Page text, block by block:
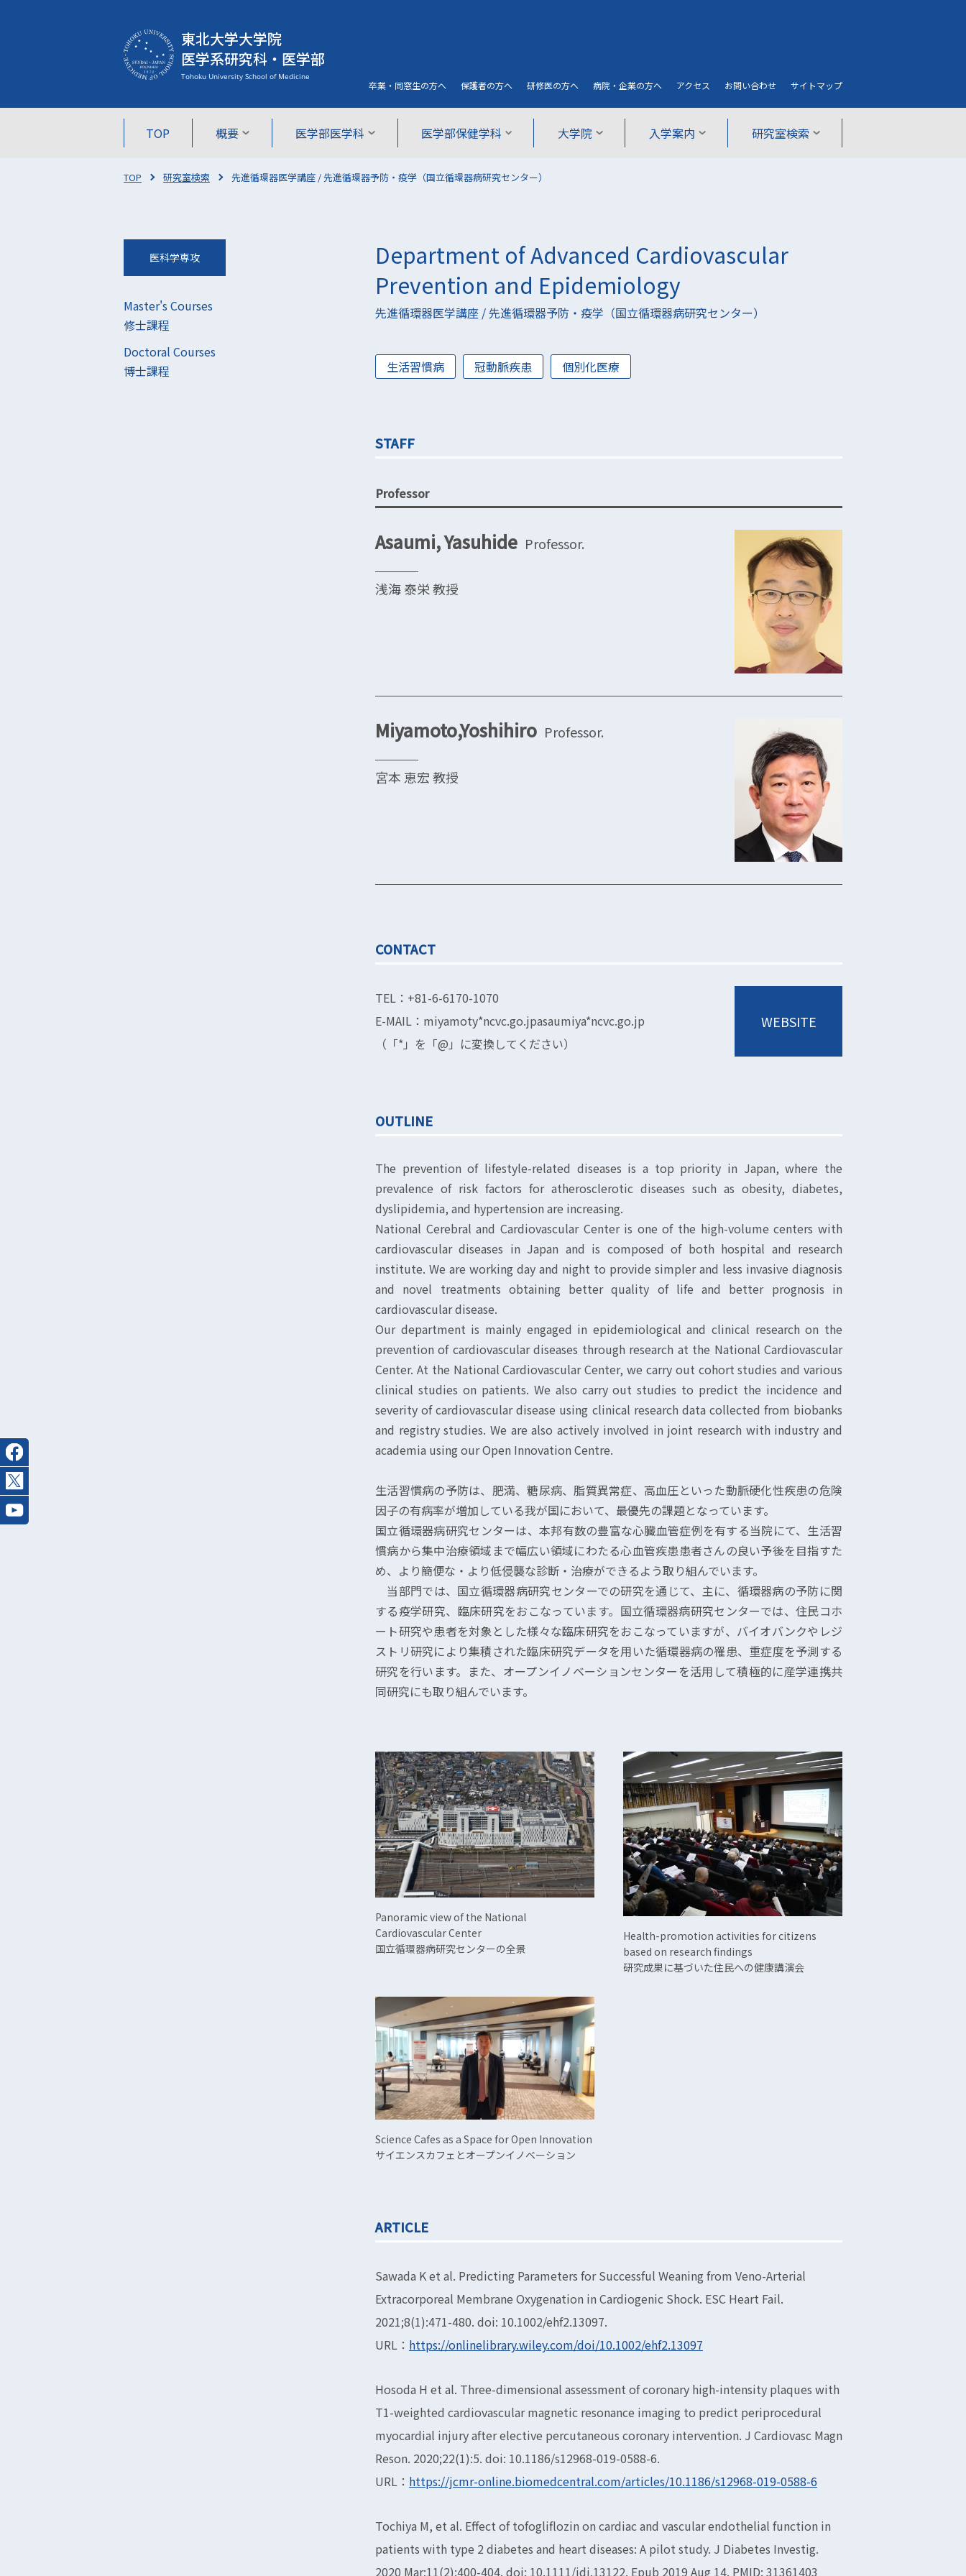
東北大学大学院
医学系研究科・医学部
TOP 概要 医学部医学科 医学部保健学科 大学院 入学案内 研究室検索
卒業・同窓生の方へ 保護者の方へ 研修医の方へ 病院・企業の方へ アクセス お問い合わせ サイトマップ
TOP 研究室検索 先進循環器医学講座 / 先進循環器予防・疫学（国立循環器病研究センター）
医科学専攻
Master's Courses
修士課程
Doctoral Courses
博士課程
Department of Advanced Cardiovascular
Prevention and Epidemiology
先進循環器医学講座 / 先進循環器予防・疫学（国立循環器病研究センター）
生活習慣病 冠動脈疾患 個別化医療
STAFF
Professor
Asaumi, Yasuhide Professor.
浅海 泰栄 教授
Miyamoto,Yoshihiro Professor.
宮本 恵宏 教授
CONTACT
TEL：+81-6-6170-1070
E-MAIL：miyamoty*ncvc.go.jpasaumiya*ncvc.go.jp
（「*」を「@」に変換してください）
WEBSITE
OUTLINE
The prevention of lifestyle-related diseases is a top priority in Japan, where the
prevalence of risk factors for atherosclerotic diseases such as obesity, diabetes,
dyslipidemia, and hypertension are increasing.
National Cerebral and Cardiovascular Center is one of the high-volume centers with
cardiovascular diseases in Japan and is composed of both hospital and research
institute. We are working day and night to provide simpler and less invasive diagnosis
and novel treatments obtaining better quality of life and better prognosis in
cardiovascular disease.
Our department is mainly engaged in epidemiological and clinical research on the
prevention of cardiovascular diseases through research at the National Cardiovascular
Center. At the National Cardiovascular Center, we carry out cohort studies and various
clinical studies on patients. We also carry out studies to predict the incidence and
severity of cardiovascular disease using clinical research data collected from biobanks
and registry studies. We are also actively involved in joint research with industry and
academia using our Open Innovation Centre.
生活習慣病の予防は、肥満、糖尿病、脂質異常症、高血圧といった動脈硬化性疾患の危険
因子の有病率が増加している我が国において、最優先の課題となっています。
国立循環器病研究センターは、本邦有数の豊富な心臓血管症例を有する当院にて、生活習
慣病から集中治療領域まで幅広い領域にわたる心血管疾患患者さんの良い予後を目指すた
め、より簡便な・より低侵襲な診断・治療ができるよう取り組んでいます。
当部門では、国立循環器病研究センターでの研究を通じて、主に、循環器病の予防に関
する疫学研究、臨床研究をおこなっています。国立循環器病研究センターでは、住民コホ
ート研究や患者を対象とした様々な臨床研究をおこなっていますが、バイオバンクやレジ
ストリ研究により集積された臨床研究データを用いた循環器病の罹患、重症度を予測する
研究を行います。また、オープンイノベーションセンターを活用して積極的に産学連携共
同研究にも取り組んでいます。
Panoramic view of the National
Cardiovascular Center
国立循環器病研究センターの全景
Health-promotion activities for citizens
based on research findings
研究成果に基づいた住民への健康講演会
Science Cafes as a Space for Open Innovation
サイエンスカフェとオープンイノベーション
ARTICLE
Sawada K et al. Predicting Parameters for Successful Weaning from Veno-Arterial
Extracorporeal Membrane Oxygenation in Cardiogenic Shock. ESC Heart Fail.
2021;8(1):471-480. doi: 10.1002/ehf2.13097.
URL： https://onlinelibrary.wiley.com/doi/10.1002/ehf2.13097
Hosoda H et al. Three-dimensional assessment of coronary high-intensity plaques with
T1-weighted cardiovascular magnetic resonance imaging to predict periprocedural
myocardial injury after elective percutaneous coronary intervention. J Cardiovasc Magn
Reson. 2020;22(1):5. doi: 10.1186/s12968-019-0588-6.
URL： https://jcmr-online.biomedcentral.com/articles/10.1186/s12968-019-0588-6
Tochiya M, et al. Effect of tofogliflozin on cardiac and vascular endothelial function in
patients with type 2 diabetes and heart diseases: A pilot study. J Diabetes Investig.
2020 Mar;11(2):400-404. doi: 10.1111/jdi.13122. Epub 2019 Aug 14. PMID: 31361403